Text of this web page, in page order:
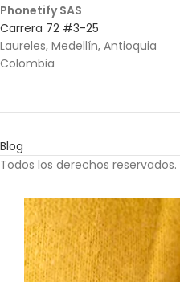
Phonetify SAS
Carrera 72 #3-25
Laureles, Medellín, Antioquia
Colombia
Blog
Todos los derechos reservados.